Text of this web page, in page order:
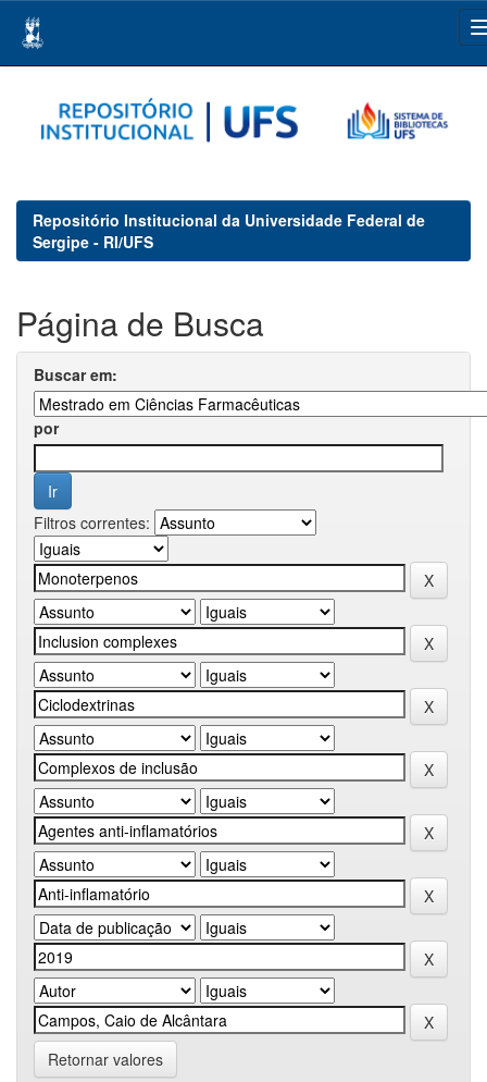
navigation
Repositório Institucional da Universidade Federal de
Sergipe - RI/UFS
Página de Busca
Buscar em:
por
Filtros correntes:
Retornar valores